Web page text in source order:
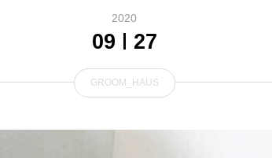
2020
09 27
GROOM_HAUS